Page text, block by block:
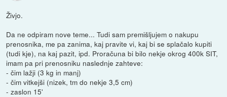
Živjo.
Da ne odpiram nove teme... Tudi sam premišljujem o nakupu
prenosnika, me pa zanima, kaj pravite vi, kaj bi se splačalo kupiti
(tudi kje), na kaj pazit, ipd. Proračuna bi bilo nekje okrog 400k SIT,
imam pa pri prenosniku naslednje zahteve:
- čim lažji (3 kg in manj)
- čim vitkejši (nizek, tm do nekje 3,5 cm)
- zaslon 15'